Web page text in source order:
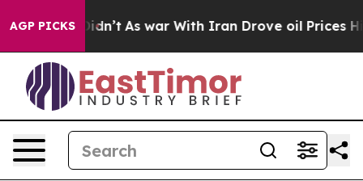
AGP PICKS
it Didn’t As war With Iran Drove oil Prices